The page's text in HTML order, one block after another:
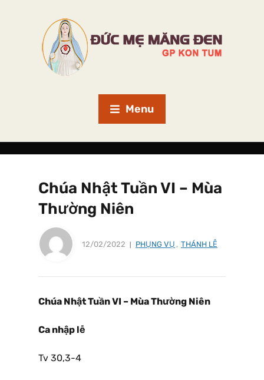
Menu
Chúa Nhật Tuần VI – Mùa
Thường Niên
12/02/2022 PHỤNG VỤ , THÁNH LỄ
Chúa Nhật Tuần VI – Mùa Thường Niên
Ca nhập lễ
Tv 30,3-4